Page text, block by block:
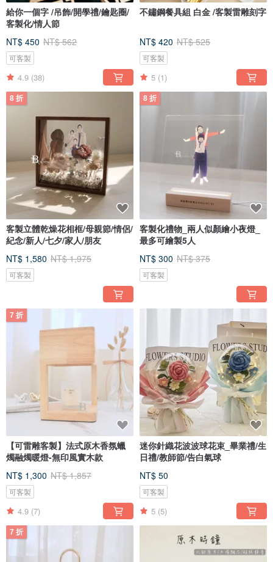
給你一個字 /吊飾/開學禮/鑰匙圈/
客製化/情人節
NT$ 450 NT$ 562
可客製
4.9 (38)
不鏽鋼餐具組 白金 /客製雷雕刻字
NT$ 420 NT$ 525
可客製
5 (1)
8 折
客製立體乾燥花相框/母親節/情侶/
紀念/新人/七夕/家人/朋友
NT$ 1,580 NT$ 1,975
可客製
8 折
客製化禮物_兩人似顏繪小夜燈_
最多可繪製5人
NT$ 300 NT$ 375
可客製
7 折
【可雷雕客製】法式原木香氛蠟
燭融燭暖燈-無印風實木款
NT$ 1,300 NT$ 1,857
可客製
4.9 (7)
迷你針織花波波球花束_畢業禮/生
日禮/教師節/告白氣球
NT$ 50
可客製
5 (5)
7 折